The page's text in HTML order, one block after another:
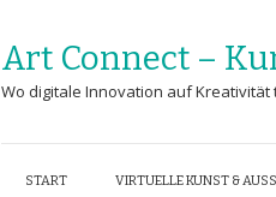
Art Connect –
Wo digitale Innovation auf Kreativität
START VIRTUELLE KUNST &